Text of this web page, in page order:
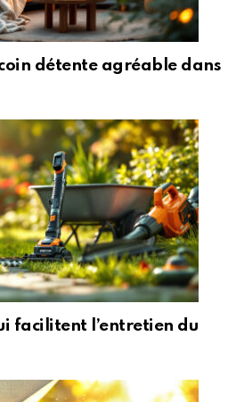
détente agréable dans
facilitent l’entretien du